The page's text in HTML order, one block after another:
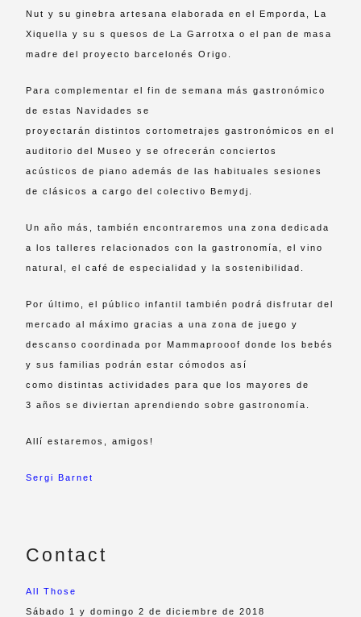
Nut y su ginebra artesana elaborada en el Emporda, La
Xiquella y su s quesos de La Garrotxa o el pan de masa
madre del proyecto barcelonés Origo.
Para complementar el fin de semana más gastronómico
de estas Navidades se
proyectarán distintos cortometrajes gastronómicos en el
auditorio del Museo y se ofrecerán conciertos
acústicos de piano además de las habituales sesiones
de clásicos a cargo del colectivo Bemydj.
Un año más, también encontraremos una zona dedicada
a los talleres relacionados con la gastronomía, el vino
natural, el café de especialidad y la sostenibilidad.
Por último, el público infantil también podrá disfrutar del
mercado al máximo gracias a una zona de juego y
descanso coordinada por Mammaprooof donde los bebés
y sus familias podrán estar cómodos así
como distintas actividades para que los mayores de
3 años se diviertan aprendiendo sobre gastronomía.
Allí estaremos, amigos!
Sergi Barnet
Contact
All Those
Sábado 1 y domingo 2 de diciembre de 2018